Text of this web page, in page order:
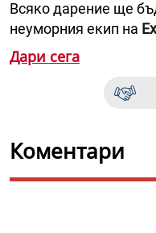
Всяко дарение ще
неуморния екип на
Дари сега
Коментари